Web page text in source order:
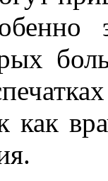
как